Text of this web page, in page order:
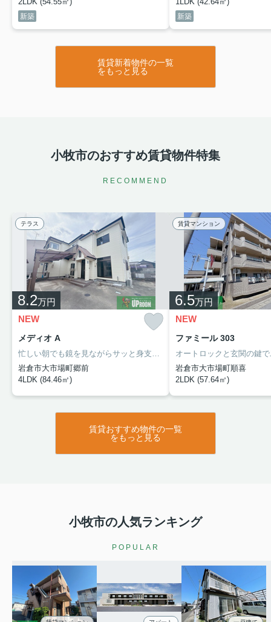
これから小牧市で一人暮らしを始め
ようと考えた時、まず気になるのが
賃貸の家賃相場ではないでしょう
や築年数、設備によって支払う金額
は大きく変わります。そのため、最
初に相場...
新築 新築
賃貸新着物件の一覧
をもっと見る
小牧市のおすすめ賃貸物件特集
RECOMMEND
テラス
8.2万円
NEW
メディオ A
忙しい朝でも鏡を見ながらサッと身支度を整えることができる独立洗面台を採用しています。知らない来訪者が来てもインターホン越しに確認できるので防犯対策につながります。照明付きの物件なら、照明器具を揃える必要がありません。お好みの条件の戸建てを、岩倉市で探しましょう。アップルーム 小牧店へご連絡の際は、komaki@uproom.co.jpから受け付けております。
岩倉市大市場町郷前
4LDK (84.46㎡)
賃貸マンション
6.5万円
NEW
ファミール 303
岩倉市大市場町順喜
2LDK (57.64㎡)
賃貸おすすめ物件の一覧
をもっと見る
小牧市の人気ランキング
POPULAR